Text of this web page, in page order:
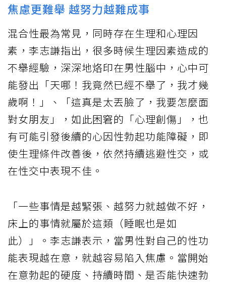
焦慮更難舉 越努力越難成事
混合性最為常見，同時存在生理和心理因
素，李志謙指出，很多時候生理因素造成的
不舉經驗，深深地烙印在男性腦中，心中可
能發出「天哪！我竟然已經不舉了，我才幾
歲啊！」、「這真是太丟臉了，我要怎麼面
對女朋友」，如此困窘的「心理創傷」，也
有可能引發後續的心因性勃起功能障礙，即
使生理條件改善後，依然持續逃避性交，或
在性交中表現不佳。
「一些事情是越緊張、越努力就越做不好，
床上的事情就屬於這類（睡眠也是如
此）」。李志謙表示，當男性對自己的性功
能表現越在意，就越容易陷入焦慮。當開始
在意勃起的硬度、持續時間、是否能快速勃